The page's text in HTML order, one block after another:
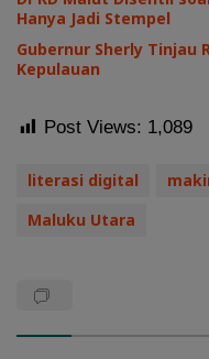
Hanya Jadi Stempel
Gubernur Sherly Tinjau
Kepulauan
Post Views: 1,089
literasi digital
Maluku Utara